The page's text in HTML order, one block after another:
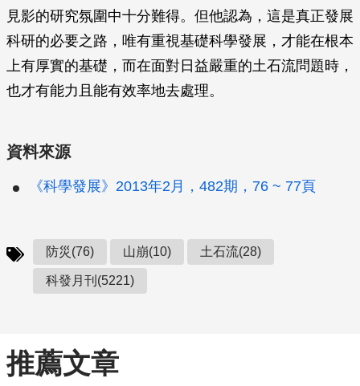
見影的研究氛圍中十分難得。但他認為，這是真正發展
科研的必要之路，唯有重視基礎科學發展，才能在根本
上有厚實的基礎，而在面對日益嚴重的土石流問題時，
也才有能力且能有效率地去處理。
資料來源
《科學發展》2013年2月，482期，76 ~ 77頁
防災(76) 山崩(10) 土石流(28)
科發月刊(5221)
推薦文章